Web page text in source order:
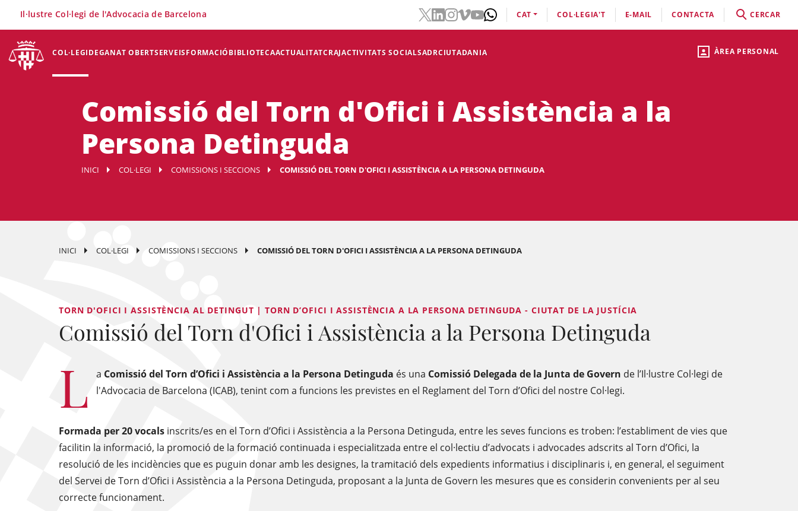
ÀREA PERSONAL
COL·LEGIDEGANAT OBERTSERVEISFORMACIÓBIBLIOTECAACTUALITATCRAJACTIVITATS SOCIALSADRCIUTADANIA
Il·lustre Col·legi de l'Advocacia de Barcelona CAT COL·LEGIA'T E-MAIL CONTACTA CERCAR
Comissió del Torn d'Ofici i Assistència a la
Persona Detinguda
INICI COL·LEGI COMISSIONS I SECCIONS COMISSIÓ DEL TORN D'OFICI I ASSISTÈNCIA A LA PERSONA DETINGUDA
INICI COL·LEGI COMISSIONS I SECCIONS COMISSIÓ DEL TORN D'OFICI I ASSISTÈNCIA A LA PERSONA DETINGUDA
TORN D'OFICI I ASSISTÈNCIA AL DETINGUT | TORN D’OFICI I ASSISTÈNCIA A LA PERSONA DETINGUDA - CIUTAT DE LA JUSTÍCIA
Comissió del Torn d'Ofici i Assistència a la Persona Detinguda
L a Comissió del Torn d’Ofici i Assistència a la Persona Detinguda és una Comissió Delegada de la Junta de Govern de l’Il·lustre Col·legi de
l'Advocacia de Barcelona (ICAB), tenint com a funcions les previstes en el Reglament del Torn d’Ofici del nostre Col·legi.
Formada per 20 vocals inscrits/es en el Torn d’Ofici i Assistència a la Persona Detinguda, entre les seves funcions es troben: l’establiment de vies que
facilitin la informació, la promoció de la formació continuada i especialitzada entre el col·lectiu d’advocats i advocades adscrits al Torn d’Ofici, la
resolució de les incidències que es puguin donar amb les designes, la tramitació dels expedients informatius i disciplinaris i, en general, el seguiment
del Servei de Torn d’Ofici i Assistència a la Persona Detinguda, proposant a la Junta de Govern les mesures que es considerin convenients per al seu
correcte funcionament.